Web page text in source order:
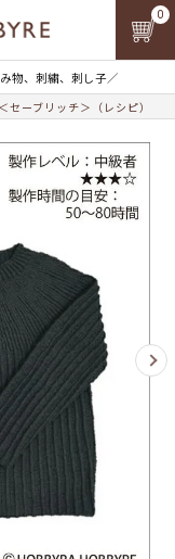
物、刺繍、刺し子／
0
セーブリッチ＞（レシピ）